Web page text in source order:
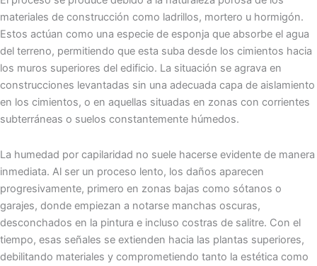
materiales de construcción como ladrillos, mortero u hormigón.
Estos actúan como una especie de esponja que absorbe el agua
del terreno, permitiendo que esta suba desde los cimientos hacia
los muros superiores del edificio. La situación se agrava en
construcciones levantadas sin una adecuada capa de aislamiento
en los cimientos, o en aquellas situadas en zonas con corrientes
subterráneas o suelos constantemente húmedos.
La humedad por capilaridad no suele hacerse evidente de manera
inmediata. Al ser un proceso lento, los daños aparecen
progresivamente, primero en zonas bajas como sótanos o
garajes, donde empiezan a notarse manchas oscuras,
desconchados en la pintura e incluso costras de salitre. Con el
tiempo, esas señales se extienden hacia las plantas superiores,
debilitando materiales y comprometiendo tanto la estética como